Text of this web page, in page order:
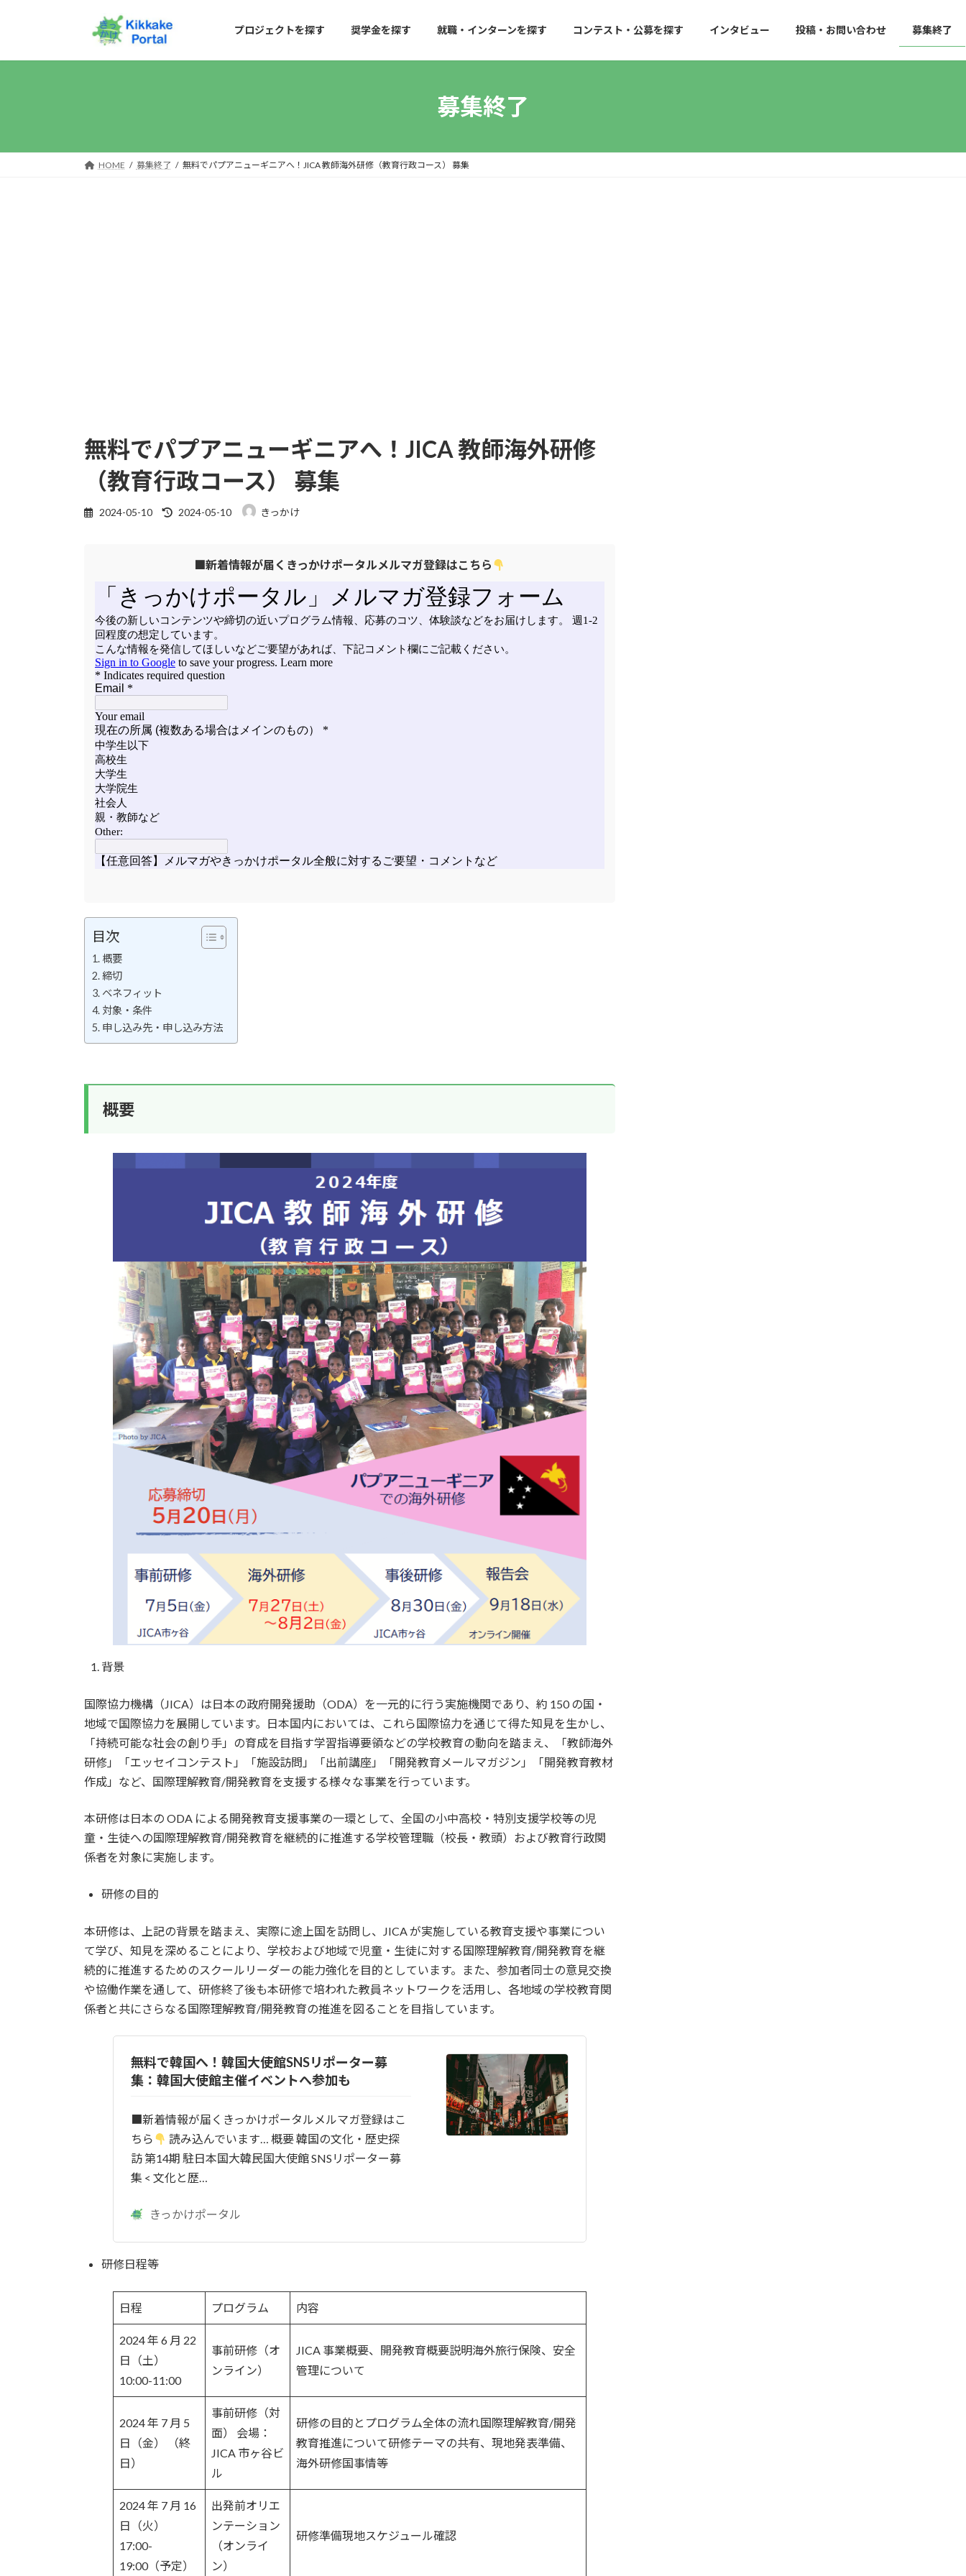
キ
に
プロジェクトを探す 奨学金を探す 就職・インターンを探す コンテスト・公募を探す インタビュー 投稿・お問い合わせ 募集終了
募集終了
HOME 募集終了 無料でパプアニューギニアへ！JICA 教師海外研修（教育行政コース） 募集
無料でパプアニューギニアへ！JICA 教師海外研修
（教育行政コース） 募集
2024-05-10
最
時
:
2024-05-10 きっかけ
■新着情報が届くきっかけポータルメルマガ登録はこちら
目次
概要
締切
ベネフィット
対象・条件
申し込み先・申し込み方法
概要
背景
国際協力機構（JICA）は日本の政府開発援助（ODA）を一元的に行う実施機関であり、約 150 の国・
地域で国際協力を展開しています。日本国内においては、これら国際協力を通じて得た知見を生かし、
「持続可能な社会の創り手」の育成を目指す学習指導要領などの学校教育の動向を踏まえ、「教師海外
研修」「エッセイコンテスト」「施設訪問」「出前講座」「開発教育メールマガジン」「開発教育教材
作成」など、国際理解教育/開発教育を支援する様々な事業を行っています。
本研修は日本の ODA による開発教育支援事業の一環として、全国の小中高校・特別支援学校等の児
童・生徒への国際理解教育/開発教育を継続的に推進する学校管理職（校長・教頭）および教育行政関
係者を対象に実施します。
研修の目的
本研修は、上記の背景を踏まえ、実際に途上国を訪問し、JICA が実施している教育支援や事業につい
て学び、知見を深めることにより、学校および地域で児童・生徒に対する国際理解教育/開発教育を継
続的に推進するためのスクールリーダーの能力強化を目的としています。また、参加者同士の意見交換
や協働作業を通して、研修終了後も本研修で培われた教員ネットワークを活用し、各地域の学校教育関
係者と共にさらなる国際理解教育/開発教育の推進を図ることを目指しています。
無料で韓国へ！韓国大使館SNSリポーター募
集：韓国大使館主催イベントへ参加も
■新着情報が届くきっかけポータルメルマガ登録はこ
ちら
読み込んでいます… 概要 韓国の文化・歴史探
訪 第14期 駐日本国大韓民国大使館 SNSリポーター募
集 < 文化と歴…
きっかけポータル
研修日程等
日程 プログラム 内容
2024 年 6 月 22
日（土）
10:00-11:00
事前研修（オ
ンライン）
JICA 事業概要、開発教育概要説明海外旅行保険、安全
管理について
2024 年 7 月 5
日（金） （終
日）
事前研修（対
面） 会場：
JICA 市ヶ谷ビ
ル
研修の目的とプログラム全体の流れ国際理解教育/開発
教育推進について研修テーマの共有、現地発表準備、
海外研修国事情等
2024 年 7 月 16
日（火）
17:00-
19:00（予定）
出発前オリエ
ンテーション
（オンライ
ン）
研修準備現地スケジュール確認